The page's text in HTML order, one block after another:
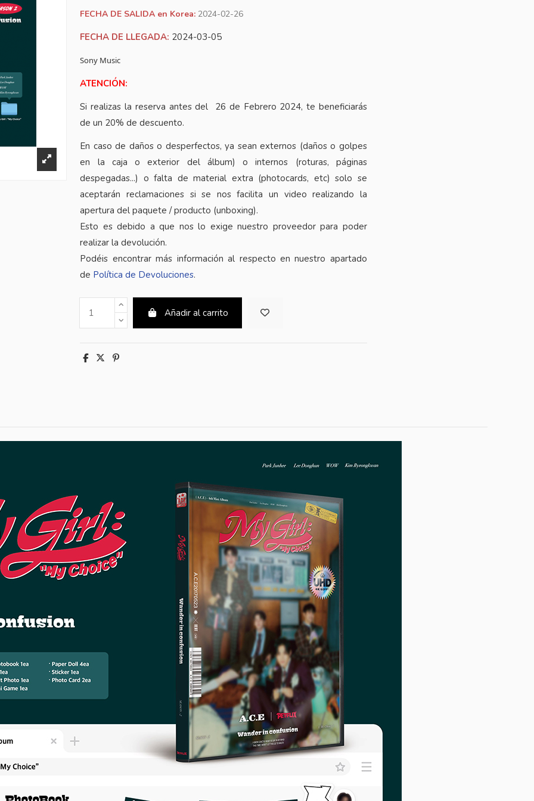
FECHA DE SALIDA en Korea: 2024-02-26
FECHA DE LLEGADA: 2024-03-05
Sony Music
ATENCIÓN:
Si realizas la reserva antes del 26 de Febrero 2024, te beneficiarás
de un 20% de descuento.
En caso de daños o desperfectos, ya sean externos (daños o golpes
en la caja o exterior del álbum) o internos (roturas, páginas
despegadas...) o falta de material extra (photocards, etc) solo se
aceptarán reclamaciones si se nos facilita un video realizando la
apertura del paquete / producto (unboxing).
Esto es debido a que nos lo exige nuestro proveedor para poder
realizar la devolución.
Podéis encontrar más información al respecto en nuestro apartado
de Política de Devoluciones.
Añadir al carrito